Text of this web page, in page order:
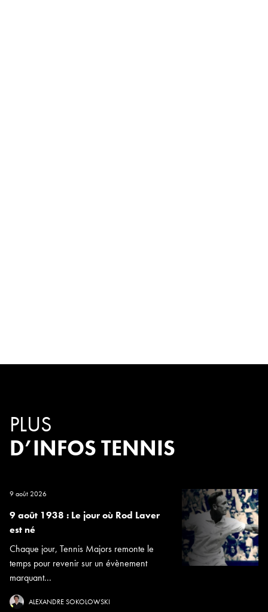
PLUS
D’INFOS TENNIS
9 août 2026
9 août 1938 : Le jour où Rod Laver
est né
Chaque jour, Tennis Majors remonte le
temps pour revenir sur un évènement
marquant...
ALEXANDRE SOKOLOWSKI